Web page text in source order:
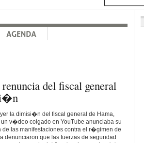
del fiscal general
la dimisi�n del fiscal general de Hama,
v�deo colgado en YouTube anunciaba su
las manifestaciones contra el r�gimen de
denunciaron que las fuerzas de seguridad